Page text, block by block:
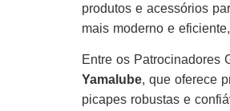
produtos e acessórios
mais moderno e
Entre os Patrocinadores
Yamalube, que oferece
picapes robustas e